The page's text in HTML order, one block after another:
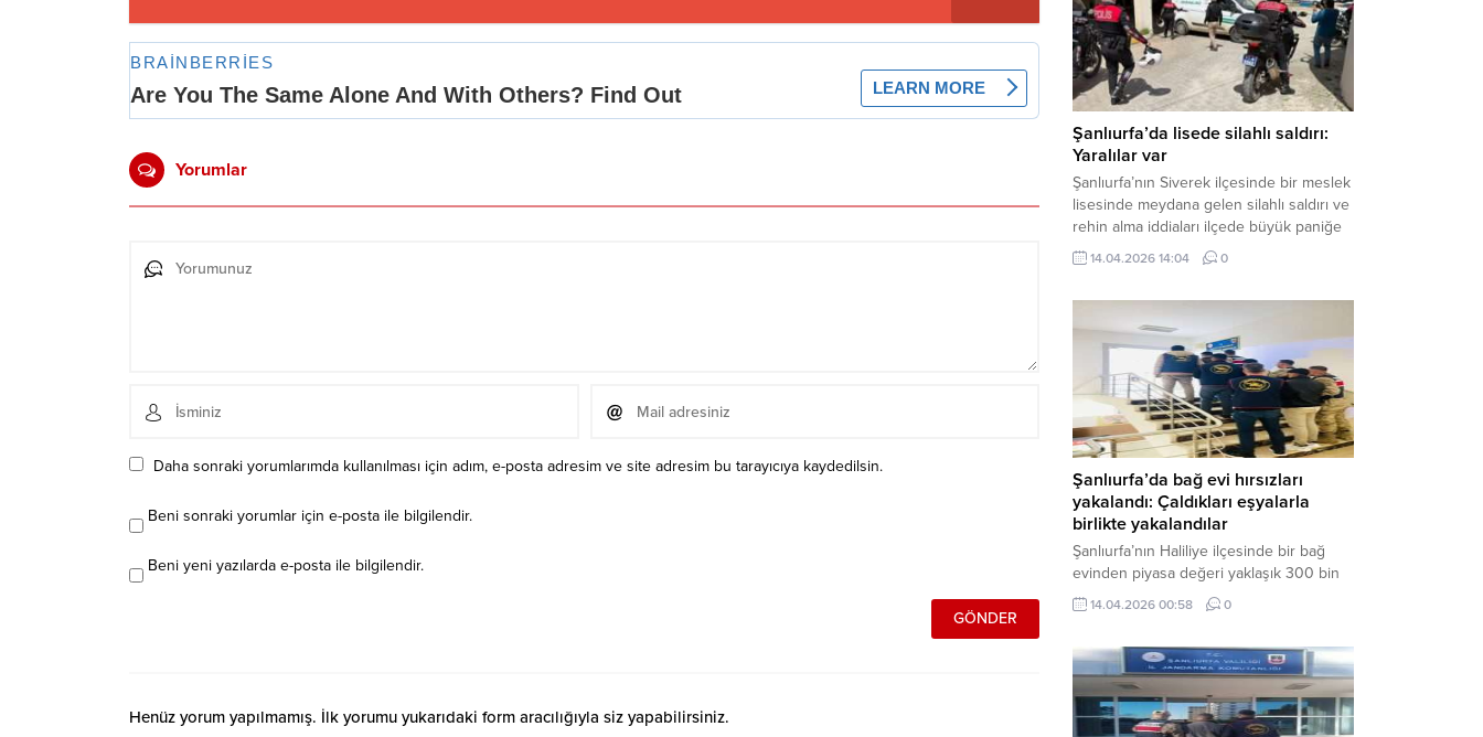
Yorumlar
Daha sonraki yorumlarımda kullanılması için adım, e-posta adresim ve site adresim bu tarayıcıya kaydedilsin.
Beni sonraki yorumlar için e-posta ile bilgilendir.
Beni yeni yazılarda e-posta ile bilgilendir.
Henüz yorum yapılmamış. İlk yorumu yukarıdaki form aracılığıyla siz yapabilirsiniz.
Merkezi – Şanlıurfa Valiliği bünyesinde İl
Jandarma Komutanlığı tarafından
gerçekleştirilen “Tütün ve Alkol
Kaçakçılarına Yönelik Çalışmalar” tüm...
Şanlıurfa’da lisede silahlı saldırı:
Yaralılar var
Şanlıurfa’nın Siverek ilçesinde bir meslek
lisesinde meydana gelen silahlı saldırı ve
rehin alma iddiaları ilçede büyük paniğe
neden oldu. Olay yerine çok sayıda özel
harekat polisi ve sağlık ekibi sevk
çalışmaları devam ediyor. Haber Merkezi
– Siverek ilçesi Hasan Çelebi
Mahallesi’nde bulunan Ahmet Koyuncu
Mesleki...
14.04.2026 14:04 0
Şanlıurfa’da bağ evi hırsızları
yakalandı: Çaldıkları eşyalarla
birlikte yakalandılar
Şanlıurfa’nın Haliliye ilçesinde bir bağ
evinden piyasa değeri yaklaşık 300 bin
TL olan eşyaları çalan şüpheliler,
jandarmanın başarılı operasyonuyla
şüpheliden 2’si tutuklanarak cezaevine
gönderildi. Haber Merkezi – Şanlıurfa İl
Jandarma Komutanlığı, “Faili Meçhul
Hırsızlık Olaylarının Aydınlatılmasına”
14.04.2026 00:58 0